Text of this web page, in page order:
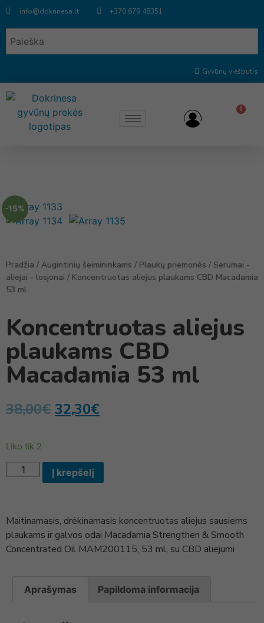
info@dokrinesa.lt +370 679 48351
Gyvūnų viešbutis
0
-15%
Pradžia / Augintinių šeimininkams / Plaukų priemonės / Serumai -
aliejai - losjonai / Koncentruotas aliejus plaukams CBD Macadamia
53 ml
Koncentruotas aliejus
plaukams CBD
Macadamia 53 ml
38,00€ 32,30€
Liko tik 2
Į krepšelį
Maitinamasis, drėkinamasis koncentruotas aliejus sausiems
plaukams ir galvos odai Macadamia Strengthen & Smooth
Concentrated Oil MAM200115, 53 ml, su CBD aliejumi
Aprašymas Papildoma informacija